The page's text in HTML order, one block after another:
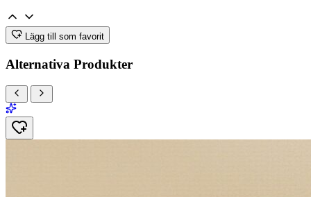
Lägg till som favorit
Alternativa Produkter